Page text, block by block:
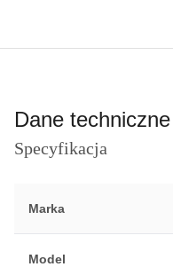
Dane techniczne
Specyfikacja
Marka
Model